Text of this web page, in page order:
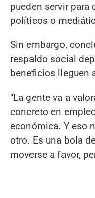
pueden servir para
políticos o
Sin embargo,
respaldo social
beneficios lleguen
"La gente va a
concreto en
económica. Y eso
otro. Es una bola
moverse a favor,